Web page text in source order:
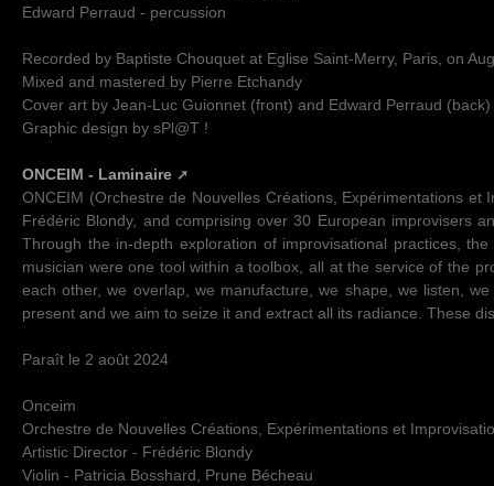
Edward Perraud - percussion
Recorded by Baptiste Chouquet at Eglise Saint-Merry, Paris, on
Mixed and mastered by Pierre Etchandy
Cover art by Jean-Luc Guionnet (front) and Edward Perraud (back)
Graphic design by sPl@T !
ONCEIM - Laminaire
ONCEIM (Orchestre de Nouvelles Créations, Expérimentations
Frédéric Blondy, and comprising over 30 European improvisers
Through the in-depth exploration of improvisational practices,
musician were one tool within a toolbox, all at the service of the
each other, we overlap, we manufacture, we shape, we listen,
present and we aim to seize it and extract all its radiance. These
Paraît le 2 août 2024
Onceim
Orchestre de Nouvelles Créations, Expérimentations et
Artistic Director - Frédéric Blondy
Violin - Patricia Bosshard, Prune Bécheau